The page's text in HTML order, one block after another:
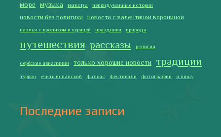
море музыка накера непридуманные истории
новости без политики новости с валентиной ворониной
паэлья с кроликом и курицей праздники природа
путешествия рассказы религия
сербские авиалинии только хорошие новости традиции
туррон учить испанский фальяс фестивали фотографии я пишу
Последние записи